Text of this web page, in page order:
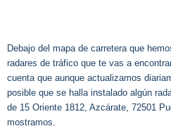
Debajo del mapa de carretera que
radares de tráfico que te vas a
cuenta que aunque actualizamos
posible que se halla instalado algún
de 15 Oriente 1812, Azcárate, 72501
mostramos.